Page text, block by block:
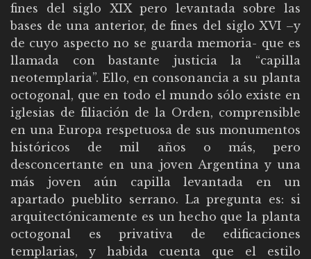
fines del siglo XIX pero levantada sobre las
bases de una anterior, de fines del siglo XVI –y
de cuyo aspecto no se guarda memoria- que es
llamada con bastante justicia la “capilla
neotemplaria”. Ello, en consonancia a su planta
octogonal, que en todo el mundo sólo existe en
iglesias de filiación de la Orden, comprensible
en una Europa respetuosa de sus monumentos
históricos de mil años o más, pero
desconcertante en una joven Argentina y una
más joven aún capilla levantada en un
apartado pueblito serrano. La pregunta es: si
arquitectónicamente es un hecho que la planta
octogonal es privativa de edificaciones
templarias, y habida cuenta que el estilo